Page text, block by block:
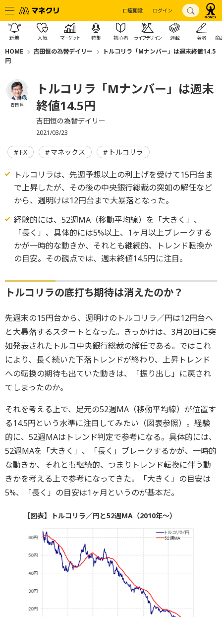
口座開設 ログイン
新着 人気 マーケット 特集 初心者 ライフデザイン 連載 著者 商
HOME 吉田恒の為替デイリー
トルコリラ「Mナンバー」は週末終値14.5
円
吉田 恒
トルコリラ「Mナンバー」は週末
終値14.5円
吉田恒の為替デイリー
2021/03/23
FX マネックス トルコリラ
トルコリラは、先週予想以上の利上げを受けて15円台ま
で上昇したが、その後の中央銀行総裁の突如の解任など
から、週明けは12円台まで大暴落となった。
経験的には、52週MA（移動平均線）を「大きく」、
「長く」、具体的には5%以上、1ヶ月以上ブレークする
かが一時的な動きか、それとも継続的、トレンド転換か
の目安。その観点では、週末終値14.5円に注目。
トルコリラの底打ち期待は消えたのか？
先週末の15円台から、週明けのトルコリラ／円は12円台へ
と大暴落するスタートとなった。きっかけは、3月20日に突
如発表されたトルコ中央銀行総裁の解任である。ではこれ
により、長く続いた下落トレンドが終わり、上昇トレンド
への転換の期待も出ていた動きは、「振り出し」に戻され
てしまったのか。
それを考える上で、足元の52週MA（移動平均線）が位置す
る14.5円という水準に注目してみたい（図表参照）。経験
的に、52週MAはトレンド判定で参考になる。具体的には、
52週MAを「大きく」、「長く」ブレークするかが、一時的
な動きか、それとも継続的、つまりトレンド転換に伴う動
きかを考える上で参考になってきた。「大きく」の目安は
5%、「長く」の目安は1ヶ月というのが基本だ。
【図表】トルコリラ／円と52週MA（2010年～）